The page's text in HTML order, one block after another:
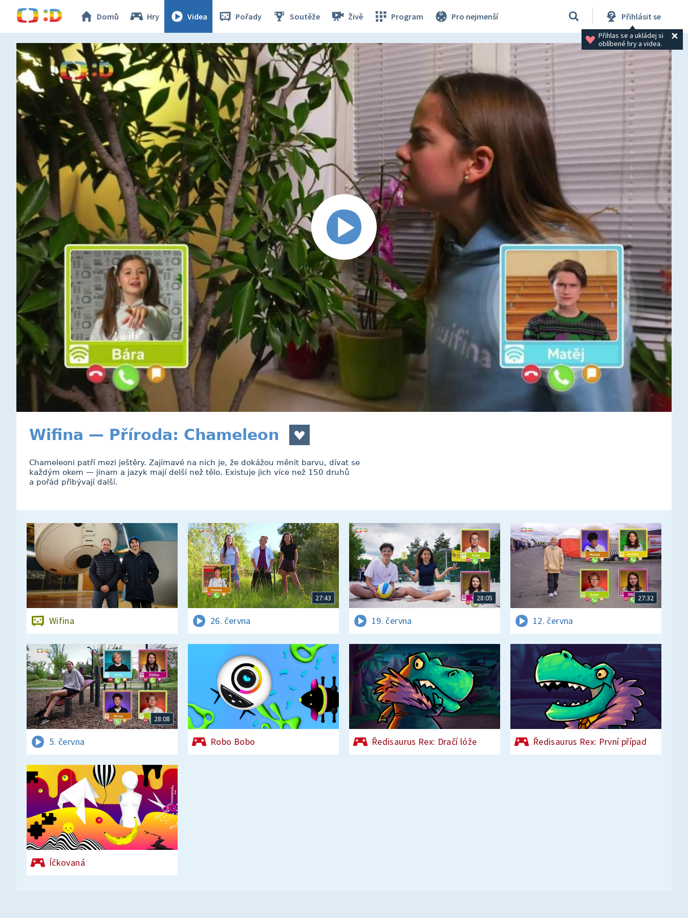
Domů Hry Videa Pořady Soutěže Živě Program Pro nejmenší Přihlásit se
Přihlas se a ukládej si
oblíbené hry a videa.
Wifina — Příroda: Chameleon
Chameleoni patří mezi ještěry. Zajímavé na nich je, že dokážou měnit barvu, dívat se
každým okem — jinam a jazyk mají delší než tělo. Existuje jich více než 150 druhů
a pořád přibývají další.
Wifina
27:43
26. června
28:05
19. června
27:32
12. června
28:08
5. června Robo Bobo Ředisaurus Rex: Dračí lóže Ředisaurus Rex: První případ
Íčkovaná